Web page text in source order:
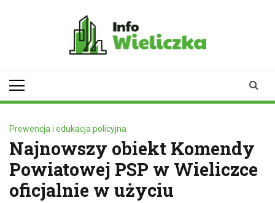
Prewencja i edukacja policyjna
Najnowszy obiekt Komendy
Powiatowej PSP w Wieliczce
oficjalnie w użyciu